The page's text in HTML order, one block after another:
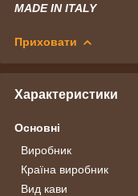
MADE IN ITALY
Приховати
Характеристики
Основні
Виробник
Країна виробник
Вид кави